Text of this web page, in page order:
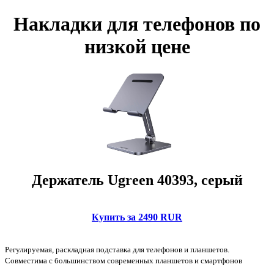
Накладки для телефонов по
низкой цене
Держатель Ugreen 40393, серый
Купить за 2490 RUR
Регулируемая, раскладная подставка для телефонов и планшетов.
Совместима с большинством современных планшетов и смартфонов